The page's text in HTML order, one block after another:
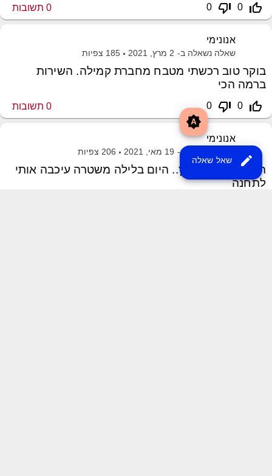
brightness_auto
edit שאל שאלה
thumb_up_off_alt
0
thumb_down_off_alt
0
0 תשובות
אנונימי
שאלה נשאלה ב- 2 מרץ, 2021 185 צפיות
בוקר טוב רכשתי מטבח מחברת קמילה. השירות
ברמה הכי
thumb_up_off_alt
0
thumb_down_off_alt
0
0 תשובות
אנונימי
שאלה נשאלה ב- 19 מאי, 2021 206 צפיות
היי, רוצה להתייעץ.. היום בלילה משטרה עיכבה אותי
לתחנה